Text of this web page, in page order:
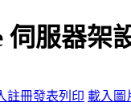
伺服器架
註冊發表列印 載入圖